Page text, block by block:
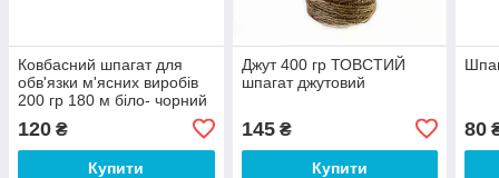
Ковбасний шпагат для
обв'язки м'ясних виробів
200 гр 180 м біло- чорний
120 ₴
Купити
Джут 400 гр ТОВСТИЙ
шпагат джутовий
145₴
Купити
80